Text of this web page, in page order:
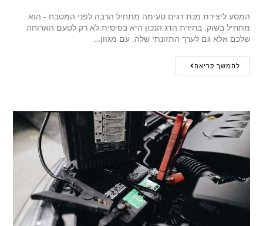
המסע ליצירת מנת דגים טעימה מתחיל הרבה לפני המטבח - הוא
מתחיל בשוק. בחירת הדג הנכון היא בסיסית לא רק לטעם הארוחה
שלכם אלא גם לערך התזונתי שלה. עם מגוון…
להמשך קריאה